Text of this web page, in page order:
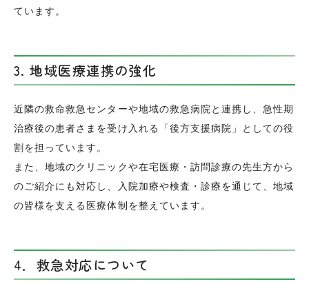
ています。
3. 地域医療連携の強化
近隣の救命救急センターや地域の救急病院と連携し、急性期
治療後の患者さまを受け入れる「後方支援病院」としての役
割を担っています。
また、地域のクリニックや在宅医療・訪問診療の先生方から
のご紹介にも対応し、入院加療や検査・診療を通じて、地域
の皆様を支える医療体制を整えています。
4．救急対応について